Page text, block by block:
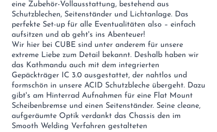
eine Zubehör-Vollausstattung, bestehend aus
Schutzblechen, Seitenständer und Lichtanlage. Das
perfekte Set-up für alle Eventualitäten also – einfach
aufsitzen und ab geht's ins Abenteuer!
Wir hier bei CUBE sind unter anderem für unsere
extreme Liebe zum Detail bekannt. Deshalb haben wir
das Kathmandu auch mit dem integrierten
Gepäckträger IC 3.0 ausgestattet, der nahtlos und
formschön in unsere ACID Schutzbleche übergeht. Dazu
gibt's am Hinterrad Aufnahmen für eine Flat Mount
Scheibenbremse und einen Seitenständer. Seine cleane,
aufgeräumte Optik verdankt das Chassis den im
Smooth Welding Verfahren gestalteten